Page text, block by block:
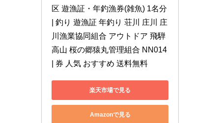
区 遊漁証・年釣漁券(雑魚) 1名分
| 釣り 遊漁証 年釣り 荘川 庄川 庄
川漁業協同組合 アウトドア 飛騨
高山 桜の郷猿丸管理組合 NN014
| 券 人気 おすすめ 送料無料
楽天市場で見る
Amazonで見る